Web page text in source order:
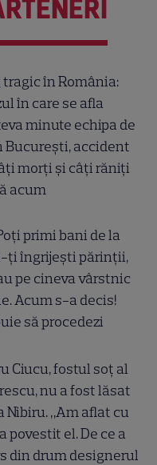
în România:
în care se afla
minute echipa de
București, accident
morți și câți răniți
acum
primi bani de la
ți îngrijești părinții,
pe cineva vârstnic
Acum s-a decis!
să procedezi
Ciucu, fostul soț al
nu a fost lăsat
Nibiru. „Am aflat cu
povestit el. De ce a
din drum designerul